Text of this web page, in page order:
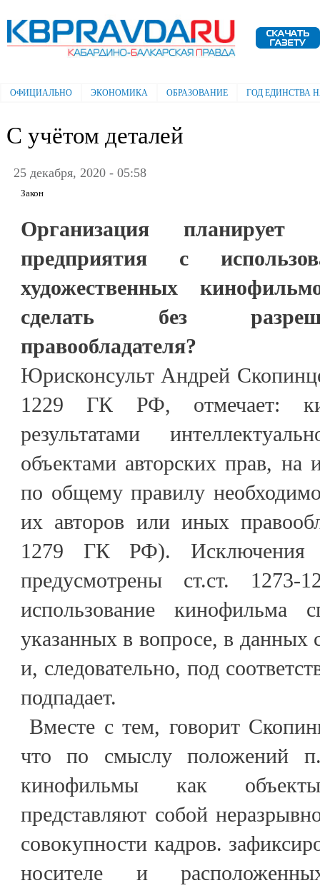
Электронная газета "Кабардино-
Балкарская правда"
Главное меню
ОФИЦИАЛЬНО ЭКОНОМИКА ОБРАЗОВАНИЕ ГОД ЕДИНСТВА
С учётом деталей
25 декабря, 2020 - 05:58
Закон
Организация планирует
предприятия с
художественных
сделать без
правообладателя?
Юрисконсульт Андрей
1229 ГК РФ, отмечает:
результатами
объектами авторских прав, на
по общему правилу
их авторов или иных
1279 ГК РФ). Исключения
предусмотрены ст.ст.
использование
указанных в вопросе, в данных
и, следовательно, под
подпадает.
Вместе с тем, говорит
что по смыслу
кинофильмы как
представляют собой
совокупности кадров.
носителе и